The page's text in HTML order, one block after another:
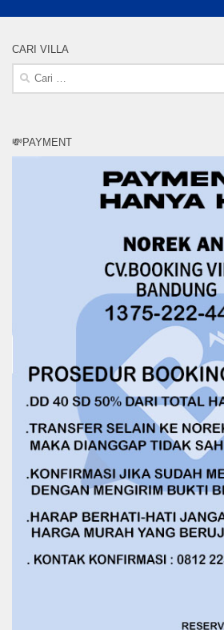
CARI VILLA
Cari
💸PAYMENT